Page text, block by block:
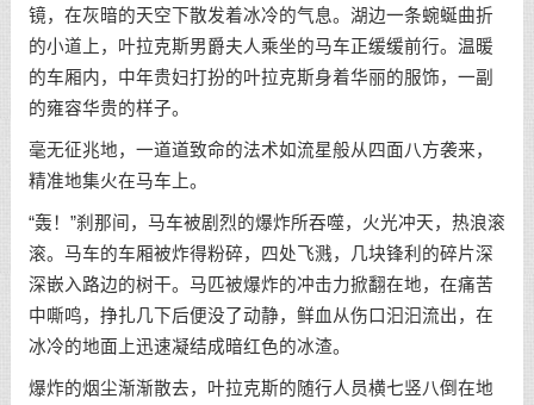
镜，在灰暗的天空下散发着冰冷的气息。湖边一条蜿蜒曲折
的小道上，叶拉克斯男爵夫人乘坐的马车正缓缓前行。温暖
的车厢内，中年贵妇打扮的叶拉克斯身着华丽的服饰，一副
的雍容华贵的样子。
毫无征兆地，一道道致命的法术如流星般从四面八方袭来，
精准地集火在马车上。
“轰！”刹那间，马车被剧烈的爆炸所吞噬，火光冲天，热浪滚
滚。马车的车厢被炸得粉碎，四处飞溅，几块锋利的碎片深
深嵌入路边的树干。马匹被爆炸的冲击力掀翻在地，在痛苦
中嘶鸣，挣扎几下后便没了动静，鲜血从伤口汩汩流出，在
冰冷的地面上迅速凝结成暗红色的冰渣。
爆炸的烟尘渐渐散去，叶拉克斯的随行人员横七竖八倒在地